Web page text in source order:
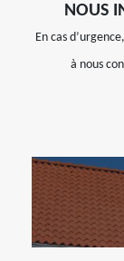
NOUS
En cas
à nous